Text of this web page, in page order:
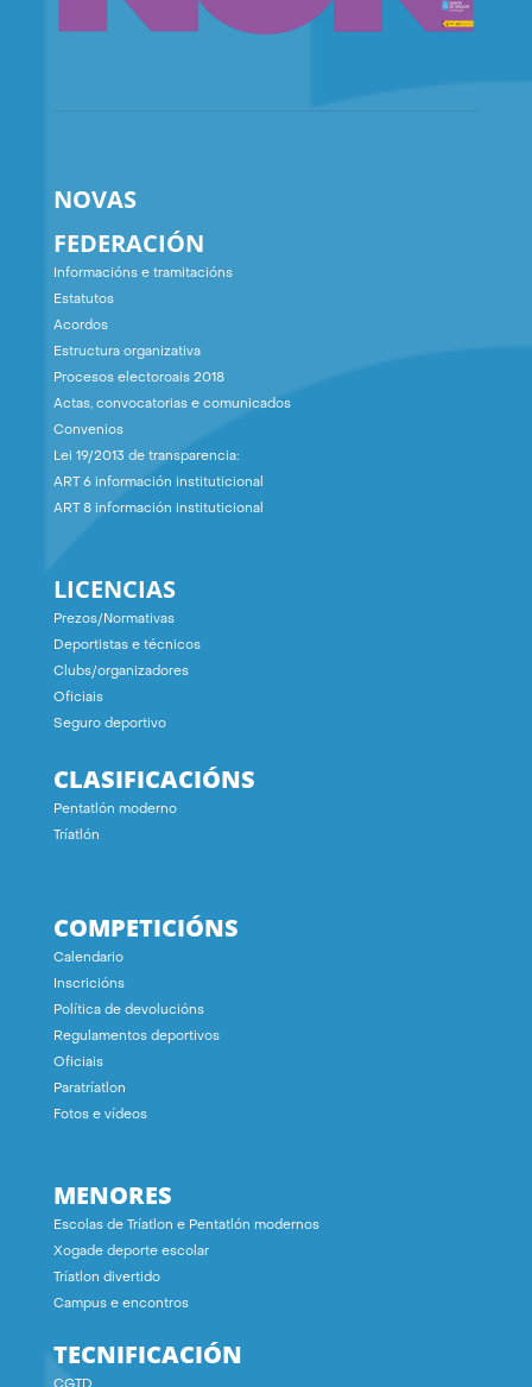
NOVAS
FEDERACIÓN
Informacións e tramitacións
Estatutos
Acordos
Estructura organizativa
Procesos electoroais 2018
Actas, convocatorias e comunicados
Convenios
Lei 19/2013 de transparencia:
ART 6 información instituticional
ART 8 información instituticional
LICENCIAS
Prezos/Normativas
Deportistas e técnicos
Clubs/organizadores
Oficiais
Seguro deportivo
CLASIFICACIÓNS
Pentatlón moderno
Tríatlón
COMPETICIÓNS
Calendario
Inscricións
Política de devolucións
Regulamentos deportivos
Oficiais
Paratríatlon
Fotos e vídeos
MENORES
Escolas de Tríatlon e Pentatlón modernos
Xogade deporte escolar
Tríatlon divertido
Campus e encontros
TECNIFICACIÓN